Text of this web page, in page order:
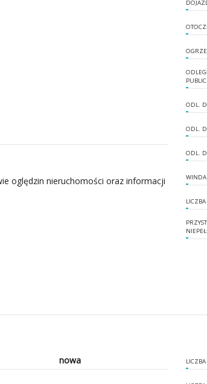
oględzin nieruchomości oraz informacji
ODL.
ODL.
ODL.
WINDA
nowa